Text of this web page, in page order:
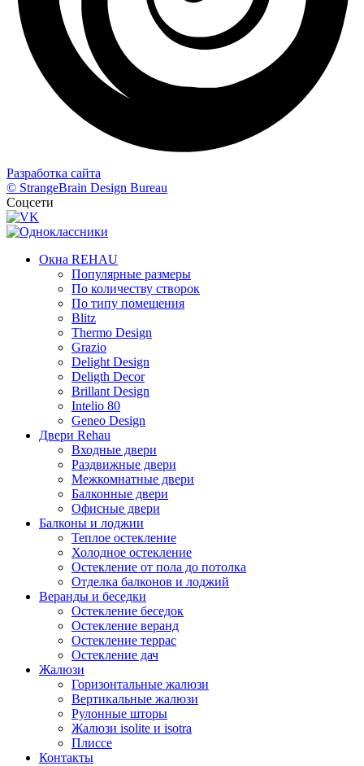
Разработка сайта
© StrangeBrain Design Bureau
Соцсети
Окна REHAU
Популярные размеры
По количеству створок
По типу помещения
Blitz
Thermo Design
Grazio
Delight Design
Deligth Decor
Brillant Design
Intelio 80
Geneo Design
Двери Rehau
Входные двери
Раздвижные двери
Межкомнатные двери
Балконные двери
Офисные двери
Балконы и лоджии
Теплое остекление
Холодное остекление
Остекление от пола до потолка
Отделка балконов и лоджий
Веранды и беседки
Остекление беседок
Остекление веранд
Остекление террас
Остекление дач
Жалюзи
Горизонтальные жалюзи
Вертикальные жалюзи
Рулонные шторы
Жалюзи isolite и isotra
Плиссе
Контакты